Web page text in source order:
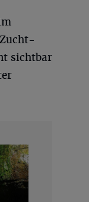
sichtbar